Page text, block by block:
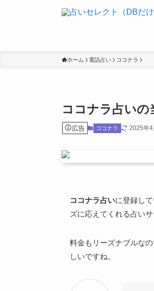
ホーム 電話占い ココナラ
ココナラ占いの
広告 ココナラ 2025年4
ココナラ占いに登録し
ズに応えてくれる占いサ
料金もリーズナブルな
しいですね。